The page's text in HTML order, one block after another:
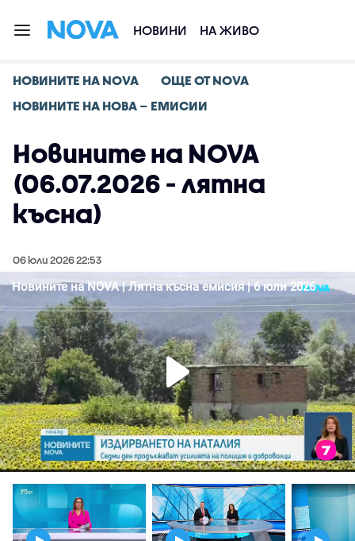
НОВИНИ НА ЖИВО
НОВИНИТЕ НА NOVA
ОЩЕ ОТ NOVA
НОВИНИТЕ НА НОВА – ЕМИСИИ
Новините на NOVA
(06.07.2026 - лятна
късна)
06 юли 2026 22:53